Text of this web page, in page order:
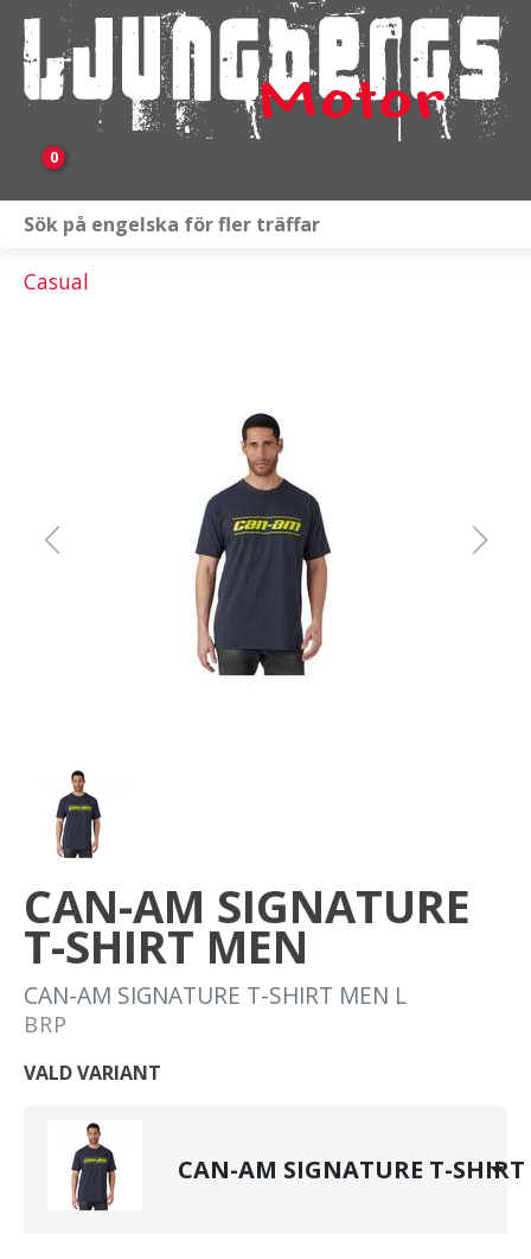
0
Släpvagnar & Skylift
Casual
CAN-AM SIGNATURE
T-SHIRT MEN
CAN-AM SIGNATURE T-SHIRT MEN L
BRP
VALD VARIANT
CAN-AM SIGNATURE T-